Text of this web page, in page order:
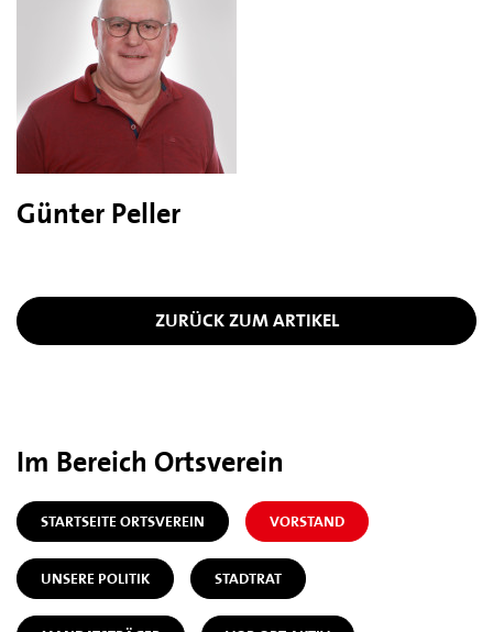
Günter Peller
ZURÜCK ZUM ARTIKEL
Im Bereich Ortsverein
STARTSEITE ORTSVEREIN VORSTAND
UNSERE POLITIK STADTRAT